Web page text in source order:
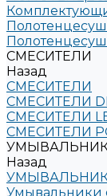
СМЕСИТЕЛИ
Назад
СМЕСИТЕЛИ
СМЕСИТЕЛИ
СМЕСИТЕЛИ
СМЕСИТЕЛИ
Назад
Умывальники